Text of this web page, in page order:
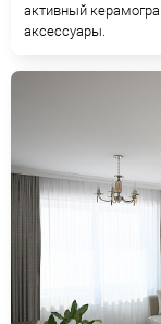
активный
аксессуары.